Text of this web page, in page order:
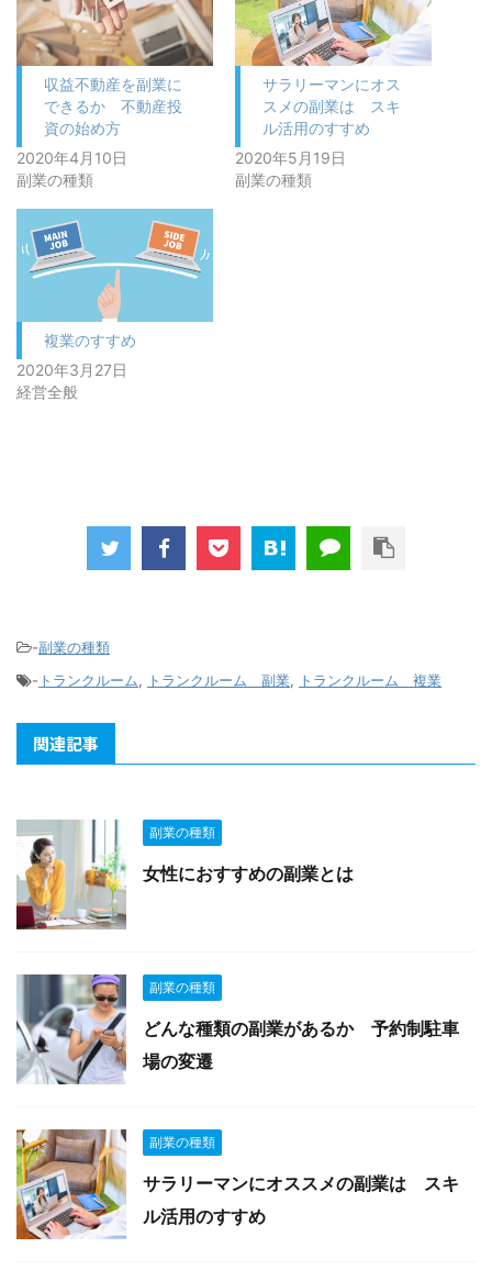
収益不動産を副業に
できるか 不動産投
資の始め方
2020年4月10日
副業の種類
サラリーマンにオス
スメの副業は スキ
ル活用のすすめ
2020年5月19日
副業の種類
複業のすすめ
2020年3月27日
経営全般
-副業の種類
- トランクルーム, トランクルーム 副業, トランクルーム 複業
関連記事
副業の種類
女性におすすめの副業とは
副業の種類
どんな種類の副業があるか 予約制駐車
場の変遷
副業の種類
サラリーマンにオススメの副業は スキ
ル活用のすすめ